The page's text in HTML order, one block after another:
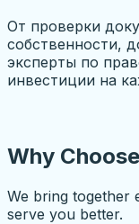
От проверки
собственности,
эксперты по
инвестиции на
Why
We bring together
serve you better.